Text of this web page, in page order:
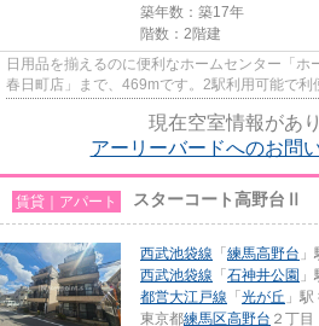
築年数：築17年
階数：2階建
日用品を揃えるのに便利なホームセンター「
春日町店」まで、469mです。2駅利用可能で
現在空室情報があ
アーリーバードへのお問
賃貸｜アパート スターコート高野台Ⅱ
西武池袋線 「 練馬高野台
西武池袋線 「 石神井公園
都営大江戸線 「 光が丘 」
東京都練馬区高野台 ２丁目